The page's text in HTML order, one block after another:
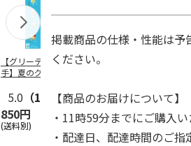
【グリーティング切
手】夏のグリーティ
5.0 （10）
850円
(送料別)
【グリーティング切
5.0（17）
1,100円
(送料別)
掲載商品の仕様・性能は
ください。
【商品のお届けについて】
・11時59分までにご購入
・配達日、配達時間のご